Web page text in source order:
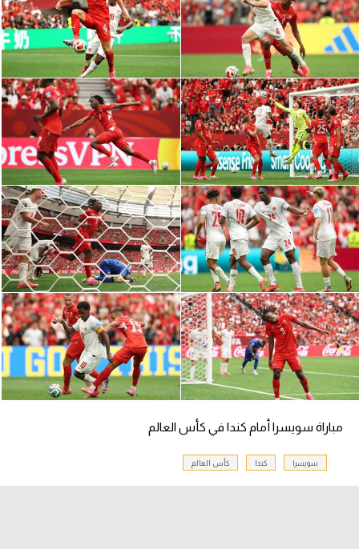
الكرة المصرية
الدوري المصري
الكرة الأوروبية
الكرة الإفريقية
منتخب مصر
سعودي في الجول
الدوري الإنجليزي
الدوري الإسباني
دوري أبطال أوروبا
القسم الثاني
رياضات أخرى
أمم إفريقيا
كرة السلة الأمريكية
كرة سلة
كرة يد
مباراة سويسرا أمام كندا في كأس العالم
سويسرا كندا كأس العالم